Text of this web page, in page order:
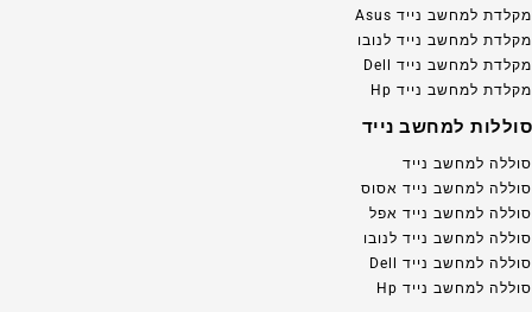
מקלדת למחשב נייד Asus
מקלדת למחשב נייד לנובו
מקלדת למחשב נייד Dell
מקלדת למחשב נייד Hp
סוללות למחשב נייד
סוללה למחשב נייד
סוללה למחשב נייד אסוס
סוללה למחשב נייד אפל
סוללה למחשב נייד לנובו
סוללה למחשב נייד Dell
סוללה למחשב נייד Hp